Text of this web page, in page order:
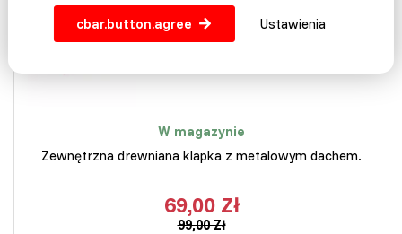
Klapka do ula Langstroth z
blaszanym dachem
W magazynie
Zewnętrzna drewniana klapka z metalowym dachem.
69,00 Zł
99,00 Zł
cbar.button.agree Ustawienia